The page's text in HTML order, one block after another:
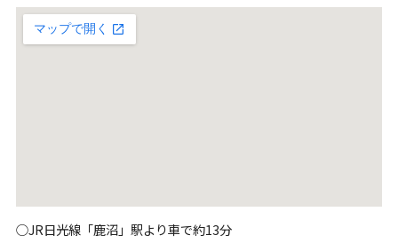
○JR日光線「鹿沼」駅より車で約13分